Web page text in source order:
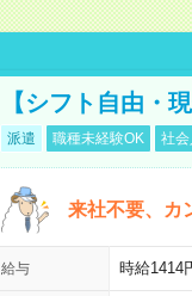
【シフト自由・
派遣 職種未経験OK 社
来社不要、カ
給与 時給